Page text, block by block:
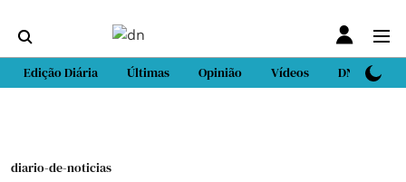
Edição Diária Últimas Opinião Vídeos DN Sport
diario-de-noticias